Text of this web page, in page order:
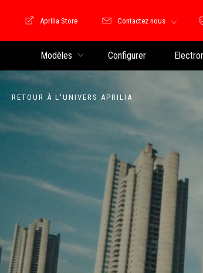
Store Motoguzzi
Aprilia Store Contactez nous
Modèles Configurer
RETOUR À L'UNIVERS APRILIA